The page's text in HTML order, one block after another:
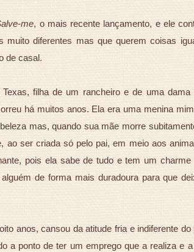
me, o mais recente lançamento, e ele
muito diferentes mas que querem coisas
de casal.
filha de um rancheiro e de uma
há muitos anos. Ela era uma menina
mas, quando sua mãe morre
ao ser criada só pelo pai, em meio aos
pois ela sabe de tudo e tem um
de forma mais duradoura para que
anos, cansou da atitude fria e indiferente
a ponto de ter um emprego que a realiza e